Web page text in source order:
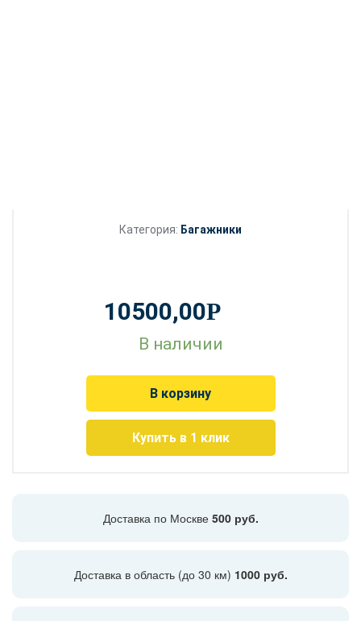
Категория: Багажники
10500,00Р
В наличии
В корзину
Купить в 1 клик
Доставка по Москве 500 руб.
Доставка в область (до 30 км) 1000 руб.